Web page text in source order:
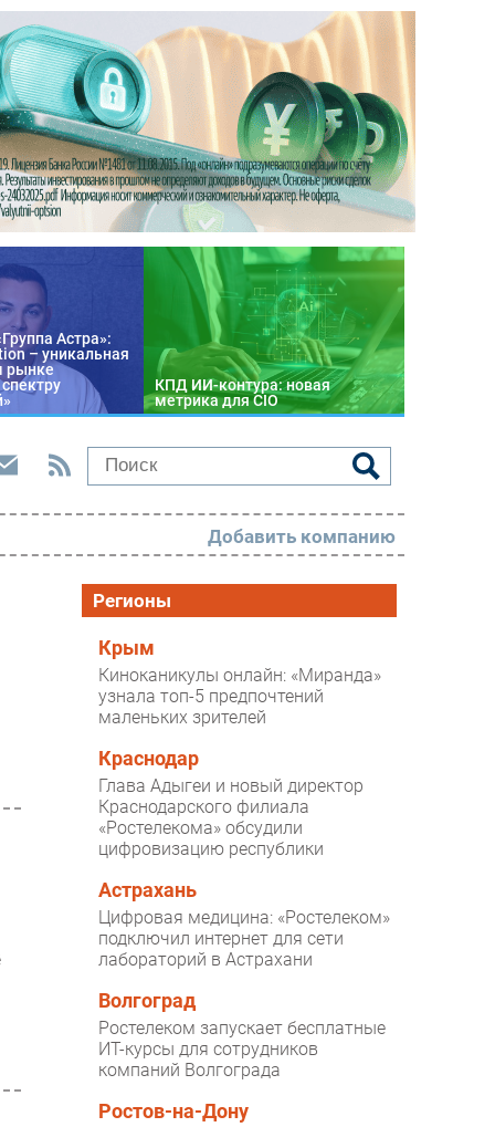
Астра»:
– уникальная
рынке
КПД ИИ-контура: новая
метрика для CIO
РАЗДЕЛЫ
Новости
Аналитика
Интервью
Мероприятия
Проекты
IT класс
Каталог компаний
Добавить компанию
Регионы
Крым
Киноканикулы онлайн: «Миранда»
узнала топ-5 предпочтений
маленьких зрителей
Краснодар
Глава Адыгеи и новый директор
Краснодарского филиала
«Ростелекома» обсудили
цифровизацию республики
Астрахань
Цифровая медицина: «Ростелеком»
подключил интернет для сети
лабораторий в Астрахани
Волгоград
Ростелеком запускает бесплатные
ИТ-курсы для сотрудников
компаний Волгограда
Ростов-на-Дону